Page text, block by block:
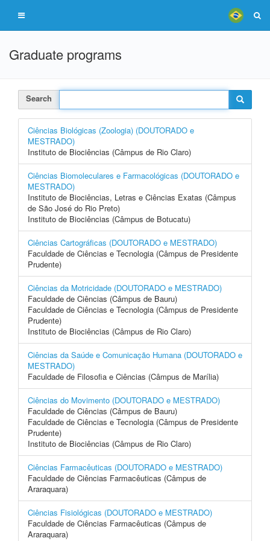
Graduate programs
Search
Ciências Biológicas (Zoologia) (DOUTORADO e
MESTRADO)
Instituto de Biociências (Câmpus de Rio Claro)
Ciências Biomoleculares e Farmacológicas (DOUTORADO e
MESTRADO)
Instituto de Biociências, Letras e Ciências Exatas (Câmpus
de São José do Rio Preto)
Instituto de Biociências (Câmpus de Botucatu)
Ciências Cartográficas (DOUTORADO e MESTRADO)
Faculdade de Ciências e Tecnologia (Câmpus de Presidente
Prudente)
Ciências da Motricidade (DOUTORADO e MESTRADO)
Faculdade de Ciências (Câmpus de Bauru)
Faculdade de Ciências e Tecnologia (Câmpus de Presidente
Prudente)
Instituto de Biociências (Câmpus de Rio Claro)
Ciências da Saúde e Comunicação Humana (DOUTORADO e
MESTRADO)
Faculdade de Filosofia e Ciências (Câmpus de Marília)
Ciências do Movimento (DOUTORADO e MESTRADO)
Faculdade de Ciências (Câmpus de Bauru)
Faculdade de Ciências e Tecnologia (Câmpus de Presidente
Prudente)
Instituto de Biociências (Câmpus de Rio Claro)
Ciências Farmacêuticas (DOUTORADO e MESTRADO)
Faculdade de Ciências Farmacêuticas (Câmpus de
Araraquara)
Ciências Fisiológicas (DOUTORADO e MESTRADO)
Faculdade de Ciências Farmacêuticas (Câmpus de
Araraquara)